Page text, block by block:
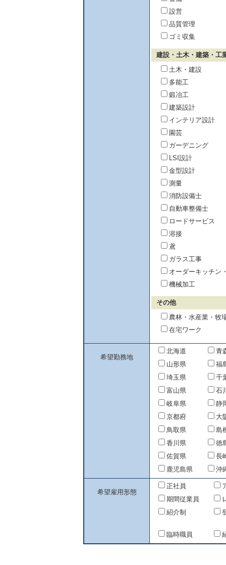
設営
品質管理
ゴミ収集
建設・土木・建築・工
土木・建設
多能工
鍛冶工
建築設計
インテリア設計
園芸
ガーデニング
LSI設計
金型設計
測量
消防設備士
自動車整備士
ロードサービス
溶接
鳶
ガラス工事
オーダーキッチン
機械加工
その他
農林・水産業・牧
在宅ワーク
希望勤務地
北海道
青
山形県
福
埼玉県
千
富山県
石
岐阜県
静
京都府
大
鳥取県
島
香川県
徳
佐賀県
長
鹿児島県
沖
希望雇用形態
正社員
期間従業員
紹介制
臨時職員